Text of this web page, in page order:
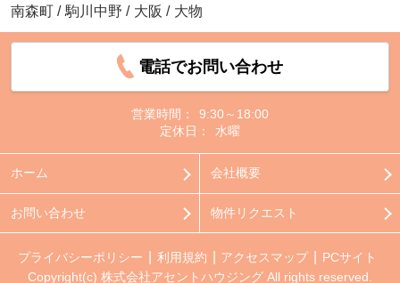
南森町 / 駒川中野 / 大阪 / 大物
電話でお問い合わせ
営業時間：
9:30～18:00
定休日：
水曜
ホーム 会社概要
お問い合わせ 物件リクエスト
プライバシーポリシー 利用規約 アクセスマップ
PCサイト
Copyright(c) 株式会社アセントハウジング All rights reserved.